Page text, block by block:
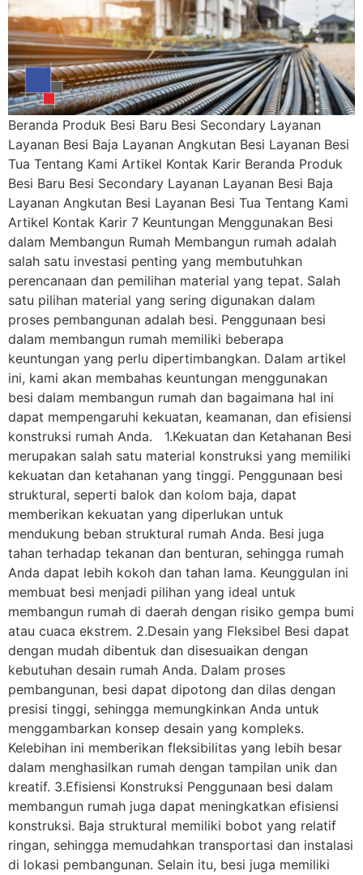
Beranda Produk Besi Baru Besi Secondary Layanan
Layanan Besi Baja Layanan Angkutan Besi Layanan Besi
Tua Tentang Kami Artikel Kontak Karir Beranda Produk
Besi Baru Besi Secondary Layanan Layanan Besi Baja
Layanan Angkutan Besi Layanan Besi Tua Tentang Kami
Artikel Kontak Karir 7 Keuntungan Menggunakan Besi
dalam Membangun Rumah Membangun rumah adalah
salah satu investasi penting yang membutuhkan
perencanaan dan pemilihan material yang tepat. Salah
satu pilihan material yang sering digunakan dalam
proses pembangunan adalah besi. Penggunaan besi
dalam membangun rumah memiliki beberapa
keuntungan yang perlu dipertimbangkan. Dalam artikel
ini, kami akan membahas keuntungan menggunakan
besi dalam membangun rumah dan bagaimana hal ini
dapat mempengaruhi kekuatan, keamanan, dan efisiensi
konstruksi rumah Anda. 1.Kekuatan dan Ketahanan Besi
merupakan salah satu material konstruksi yang memiliki
kekuatan dan ketahanan yang tinggi. Penggunaan besi
struktural, seperti balok dan kolom baja, dapat
memberikan kekuatan yang diperlukan untuk
mendukung beban struktural rumah Anda. Besi juga
tahan terhadap tekanan dan benturan, sehingga rumah
Anda dapat lebih kokoh dan tahan lama. Keunggulan ini
membuat besi menjadi pilihan yang ideal untuk
membangun rumah di daerah dengan risiko gempa bumi
atau cuaca ekstrem. 2.Desain yang Fleksibel Besi dapat
dengan mudah dibentuk dan disesuaikan dengan
kebutuhan desain rumah Anda. Dalam proses
pembangunan, besi dapat dipotong dan dilas dengan
presisi tinggi, sehingga memungkinkan Anda untuk
menggambarkan konsep desain yang kompleks.
Kelebihan ini memberikan fleksibilitas yang lebih besar
dalam menghasilkan rumah dengan tampilan unik dan
kreatif. 3.Efisiensi Konstruksi Penggunaan besi dalam
membangun rumah juga dapat meningkatkan efisiensi
konstruksi. Baja struktural memiliki bobot yang relatif
ringan, sehingga memudahkan transportasi dan instalasi
di lokasi pembangunan. Selain itu, besi juga memiliki